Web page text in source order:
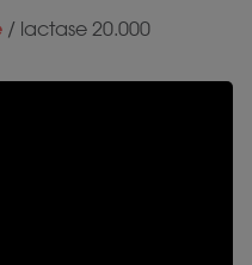
/ lactase 20.000